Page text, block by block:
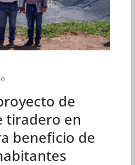
de
tiradero en
beneficio de